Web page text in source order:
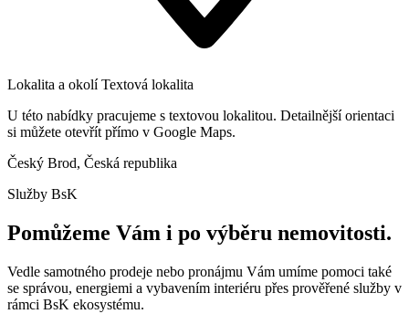
Lokalita a okolí Textová lokalita
U této nabídky pracujeme s textovou lokalitou. Detailnější orientaci
si můžete otevřít přímo v Google Maps.
Český Brod, Česká republika
Služby BsK
Pomůžeme Vám i po výběru nemovitosti.
Vedle samotného prodeje nebo pronájmu Vám umíme pomoci také
se správou, energiemi a vybavením interiéru přes prověřené služby v
rámci BsK ekosystému.